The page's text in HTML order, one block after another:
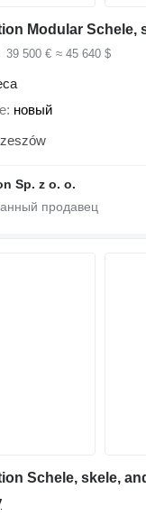
39 500 € ≈ 45 640 $
новый
Sp. z o. o.